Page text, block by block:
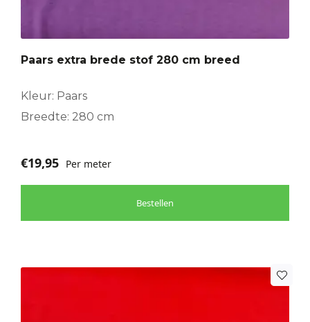
Paars extra brede stof 280 cm breed
Kleur: Paars
Breedte: 280 cm
€19,95 Per meter
Bestellen